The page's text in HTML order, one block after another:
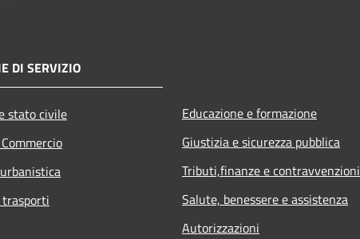
DI SERVIZIO
stato civile
Educazione e formazione
Giustizia e sicurezza pubblica
Tributi,finanze e contravvenzioni
Salute, benessere e assistenza
Autorizzazioni